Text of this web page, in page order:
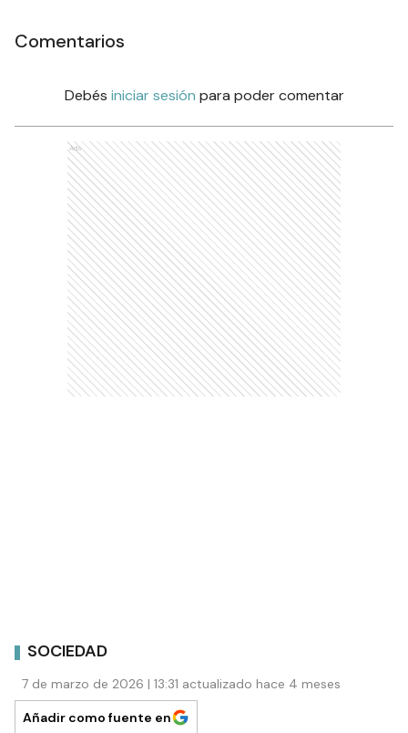
Comentarios
Debés iniciar sesión para poder comentar
Ads
SOCIEDAD
7 de marzo de 2026 | 13:31 actualizado hace 4 meses
Añadir como fuente en